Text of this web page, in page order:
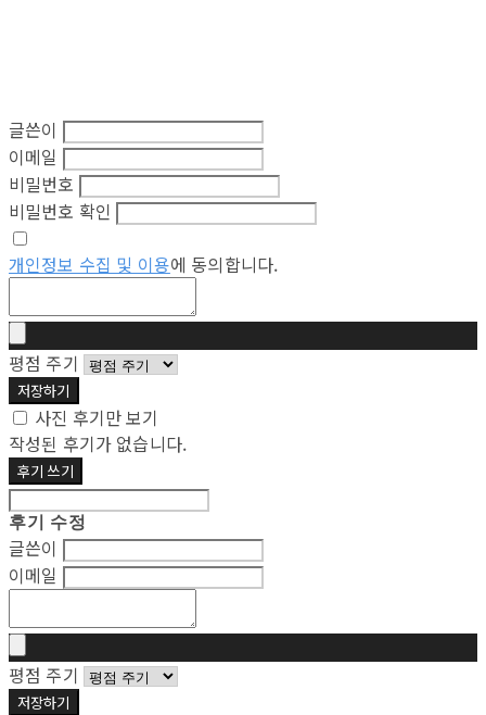
글쓴이
이메일
비밀번호
비밀번호 확인
개인정보 수집 및 이용에 동의합니다.
평점 주기
저장하기
사진 후기만 보기
작성된 후기가 없습니다.
후기 쓰기
후기 수정
글쓴이
이메일
평점 주기
저장하기